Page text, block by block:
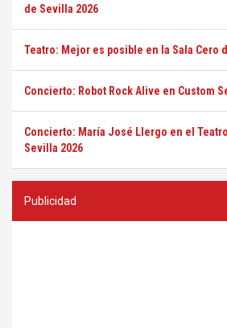
de Sevilla 2026
Teatro: Mejor es posible en la Sala Cero
Concierto: Robot Rock Alive en Custom
Concierto: María José Llergo en el
Sevilla 2026
Publicidad